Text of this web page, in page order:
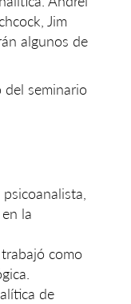
Jim
algunos de
del seminario
psicoanalista,
la
como
de